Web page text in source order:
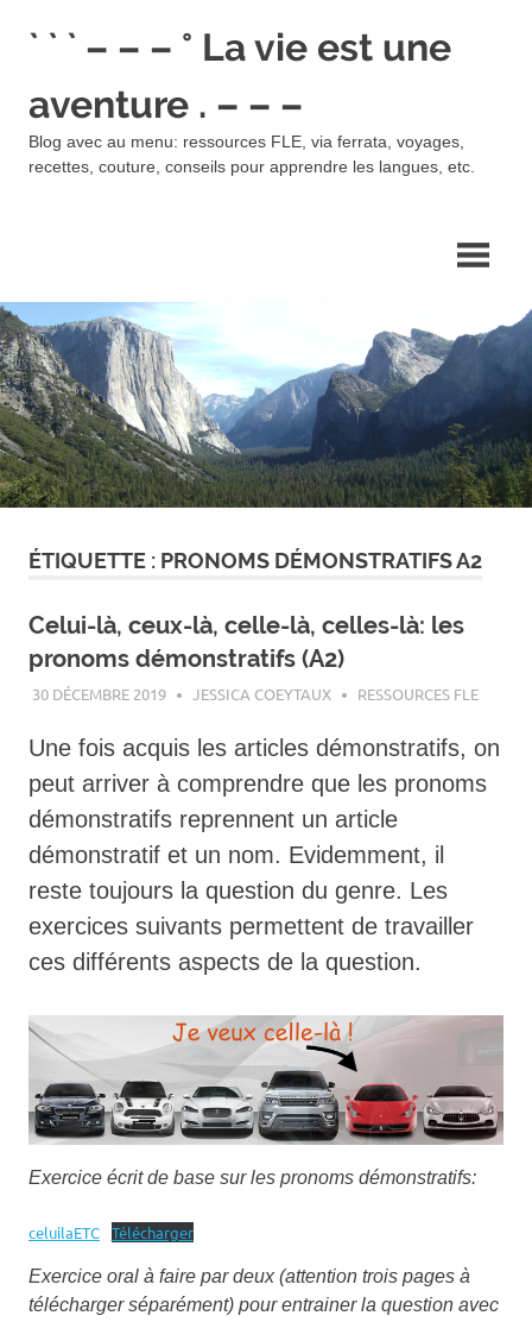
` ` ` – – – ° La vie est une
aventure . – – –
Blog avec au menu: ressources FLE, via ferrata, voyages,
recettes, couture, conseils pour apprendre les langues, etc.
ÉTIQUETTE : PRONOMS DÉMONSTRATIFS A2
Celui-là, ceux-là, celle-là, celles-là: les
pronoms démonstratifs (A2)
30 DÉCEMBRE 2019 JESSICA COEYTAUX RESSOURCES FLE
Une fois acquis les articles démonstratifs, on
peut arriver à comprendre que les pronoms
démonstratifs reprennent un article
démonstratif et un nom. Evidemment, il
reste toujours la question du genre. Les
exercices suivants permettent de travailler
ces différents aspects de la question.
Exercice écrit de base sur les pronoms démonstratifs:
celuilaETC Télécharger
Exercice oral à faire par deux (attention trois pages à
télécharger séparément) pour entrainer la question avec